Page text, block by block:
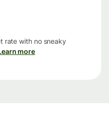
rate with no sneaky
more